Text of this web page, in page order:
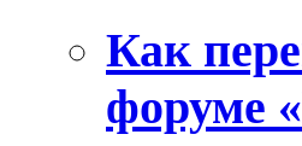
Как
форуме